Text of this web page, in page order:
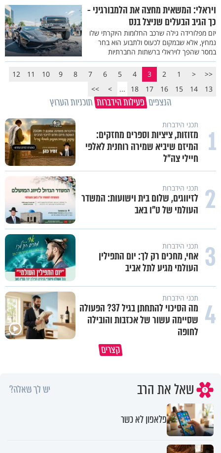
ויראלי: המשאית מחצה את הלמבורגיני -
כך הגיב הבעלים שניצל בנס
יזם מפלורידה גילה שרכב החלומות היוקרתי שלו
נמחץ, אלא שבמקום לכעוס ולתבוע הוא בחר
במסר שהפך לויראלי ברשתות החברתיות
<<
<
1
2
3
4
5
6
7
8
9
10
11
12
13
14
15
16
17
18
...
>
>>
הנצפים פעילות הידברות תוכניות הערוץ
1 תכני הידברות
מזוזות, ציציות וספרים מחזקים:
המיזם שיביא שמירה רוחנית לאלפי
חיילי צה"ל
2 תכני הידברות
לזיווגים, שלום בית וישועות: המשדר
העולמי של ט"ו באב
3 תכני הידברות
אחי, מחכים רק לך: יום התפילין
העולמי מגיע לתל אביב
4 תכני הידברות
מה הסיכוי להתחתן בגיל 37? הפעולה
שסיימה עשור של אכזבות והובילה
לחופה
קצרים
הבן שלך לא מרגיש כלום, אין לך מה
סגולה שתעזור לכם למתן את
שאל את הרב יש לך שאלה?
פלאפון לא כשר